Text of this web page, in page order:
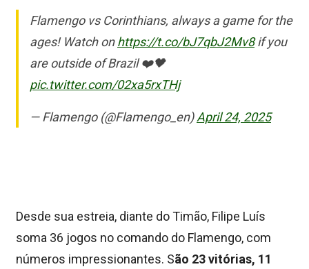
Flamengo vs Corinthians, always a game for the
ages! Watch onhttps://t.co/bJ7qbJ2Mv8if you
are outside of Brazil ❤️🖤
pic.twitter.com/02xa5rxTHj
— Flamengo (@Flamengo_en)April 24, 2025
Desde sua estreia, diante do Timão, Filipe Luís
soma 36 jogos no comando do Flamengo, com
números impressionantes. São 23 vitórias, 11